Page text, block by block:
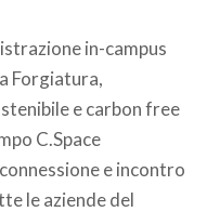
in-campus
Forgiatura,
e carbon free
C.Space
e incontro
le aziende del